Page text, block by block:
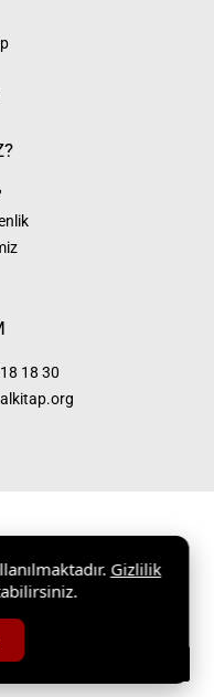
18 30
Güvenlik|Site Haritası
Gizlilik